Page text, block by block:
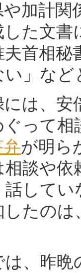
や加計
した文
首相
」など
は、安
ぐって
弁が明ら
相談や
してい
たの
、昨晩